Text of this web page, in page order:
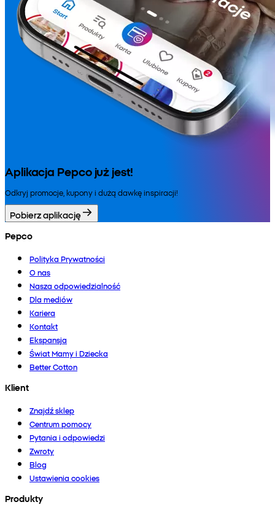
Aplikacja Pepco już jest!
Odkryj promocje, kupony i dużą dawkę inspiracji!
Pobierz aplikację
Pepco
Polityka Prywatności
O nas
Nasza odpowiedzialność
Dla mediów
Kariera
Kontakt
Ekspansja
Świat Mamy i Dziecka
Better Cotton
Klient
Znajdź sklep
Centrum pomocy
Pytania i odpowiedzi
Zwroty
Blog
Ustawienia cookies
Produkty